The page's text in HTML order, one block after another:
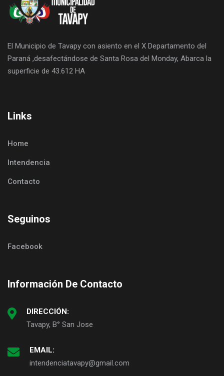
El Municipio de Tavapy con asiento en el X Departamento del
Paraná ,desafectándose de Santa Rosa del Monday, Abarca la
superficie de 43.612 HA
Links
Home
Intendencia
Contacto
Seguinos
Facebook
Información De Contacto
DIRECCIÓN:
Tavapy, B° San Jose
EMAIL:
intendenciatavapy@gmail.com